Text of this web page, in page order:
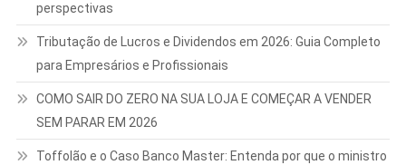
perspectivas
Tributação de Lucros e Dividendos em 2026: Guia Completo
para Empresários e Profissionais
COMO SAIR DO ZERO NA SUA LOJA E COMEÇAR A VENDER
SEM PARAR EM 2026
Toffolão e o Caso Banco Master: Entenda por que o ministro